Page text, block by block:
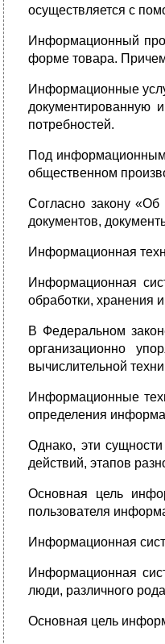
осуществляется с
Информационный
форме товара.
Информационные
документированную
потребностей.
Под
общественном
Согласно закону
документов,
Информационная
Информационная
обработки, хранения
В Федеральном
организационно
вычислительной
Информационные
определения
Однако, эти
действий, этапов
Основная цель
пользователя
Информационная
Информационная
люди, различного
Основная цель